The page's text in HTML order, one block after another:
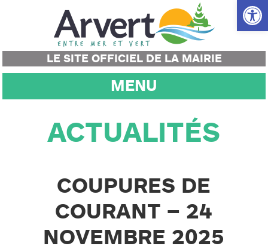
Ouvrir
LE SITE OFFICIEL DE LA MAIRIE
MENU
ACTUALITÉS
COUPURES DE
COURANT – 24
NOVEMBRE 2025